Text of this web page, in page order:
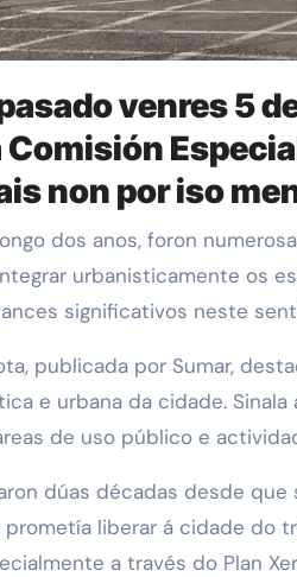
venres 5
Comisión
non por iso
urbanisticamente os
significativos neste
publicada por Sumar,
e urbana da cidade.
de uso público e
dúas décadas desde
prometía liberar á cidade do
a través do Plan